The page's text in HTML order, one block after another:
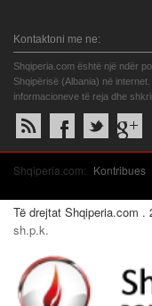
Kontaktoni me ne:
Shqiperia.com është një ndër
Shqipërisë (Albania) në
informacioneve të reja dhe
Shqiperia.com: Kontribues
Të drejtat Shqiperia.com .
sh.p.k.